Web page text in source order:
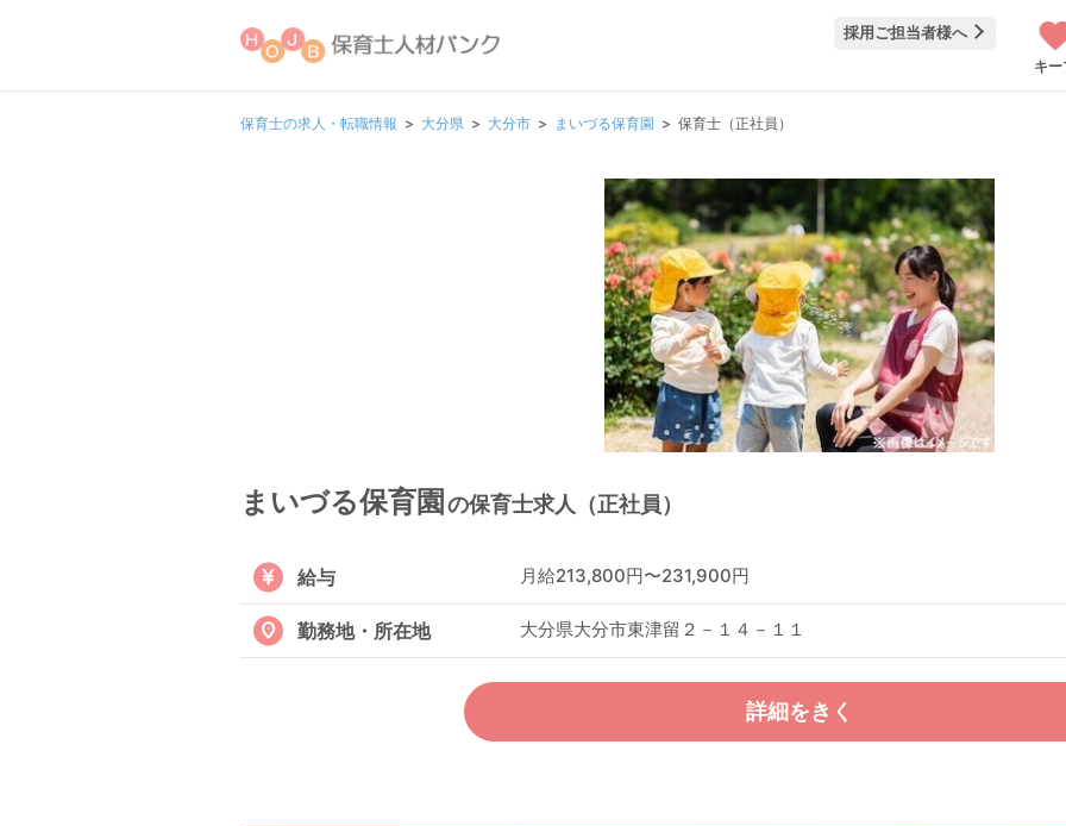
採用ご担当者様へ
キー
保育士の求人・転職情報 大分県 大分市 まいづる保育園 保育士（正社員）
まいづる保育園 の保育士求人（正社員）
給与 月給213,800円〜231,900円
勤務地・所在地 大分県大分市東津留２－１４－１１
詳細をきく